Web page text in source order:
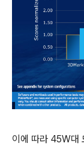
이에 따라 45W대